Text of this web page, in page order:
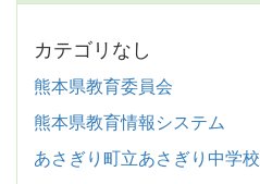
カテゴリなし
熊本県教育委員会
熊本県教育情報システム
あさぎり町立あさぎり中学校